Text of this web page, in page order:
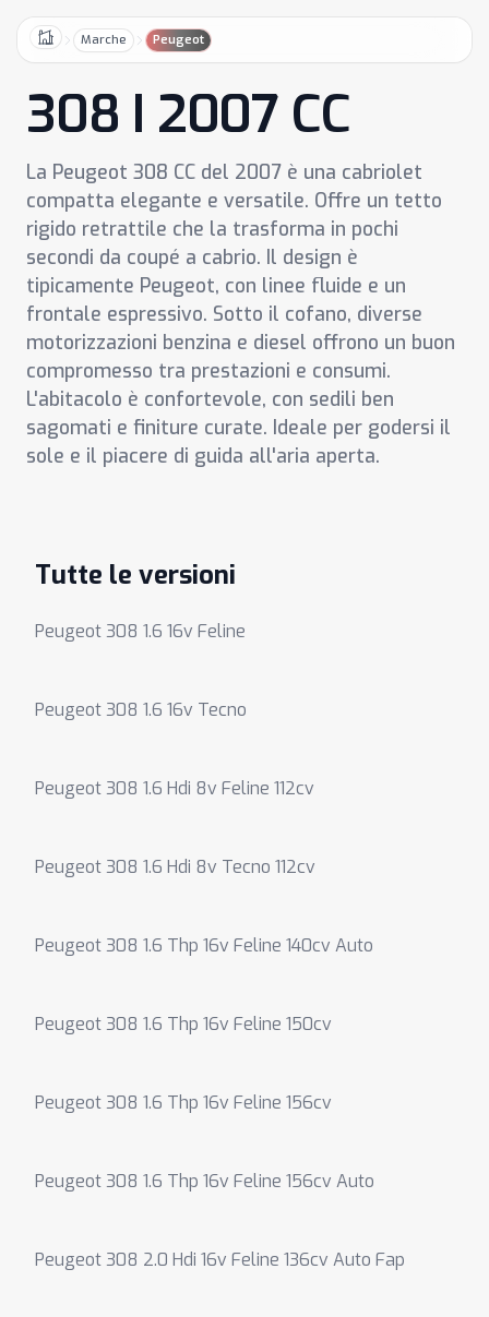
HomeMarche Peugeot
308 I 2007 CC
La Peugeot 308 CC del 2007 è una cabriolet
compatta elegante e versatile. Offre un tetto
rigido retrattile che la trasforma in pochi
secondi da coupé a cabrio. Il design è
tipicamente Peugeot, con linee fluide e un
frontale espressivo. Sotto il cofano, diverse
motorizzazioni benzina e diesel offrono un buon
compromesso tra prestazioni e consumi.
L'abitacolo è confortevole, con sedili ben
sagomati e finiture curate. Ideale per godersi il
sole e il piacere di guida all'aria aperta.
Tutte le versioni
Peugeot 308 1.6 16v Feline
Peugeot 308 1.6 16v Tecno
Peugeot 308 1.6 Hdi 8v Feline 112cv
Peugeot 308 1.6 Hdi 8v Tecno 112cv
Peugeot 308 1.6 Thp 16v Feline 140cv Auto
Peugeot 308 1.6 Thp 16v Feline 150cv
Peugeot 308 1.6 Thp 16v Feline 156cv
Peugeot 308 1.6 Thp 16v Feline 156cv Auto
Peugeot 308 2.0 Hdi 16v Feline 136cv Auto Fap